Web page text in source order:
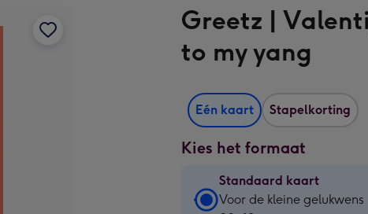
Greetz |
to my yang
Eén kaart Stapelkorting
Kies het formaat
Standaard kaart
Standaard
Voor de kleine gelukwens